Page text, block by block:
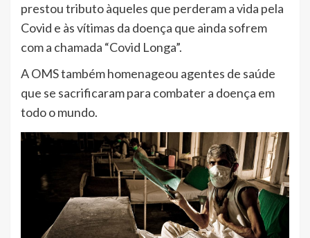
prestou tributo àqueles que perderam a vida pela
Covid e às vítimas da doença que ainda sofrem
com a chamada “Covid Longa”.
A OMS também homenageou agentes de saúde
que se sacrificaram para combater a doença em
todo o mundo.